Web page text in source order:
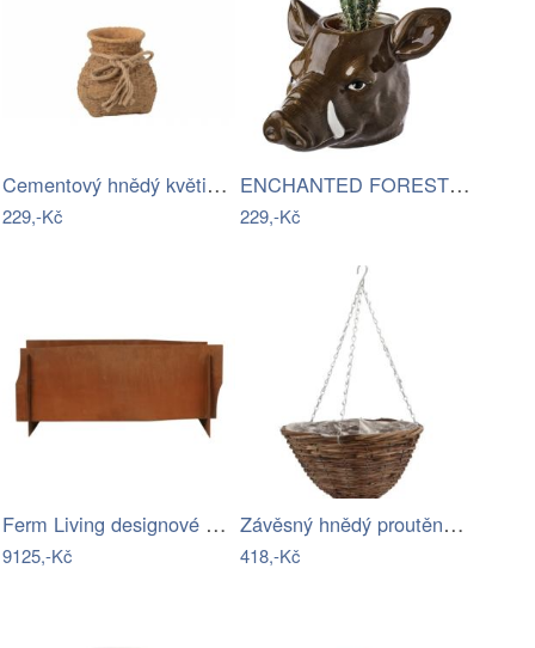
Cementový hnědý květináč ve tvaru vaku …
229,-Kč
ENCHANTED FOREST Květináč divočák
229,-Kč
Ferm Living designové květináče Lapel…
9125,-Kč
Závěsný hnědý proutěný kulatý květináč …
418,-Kč